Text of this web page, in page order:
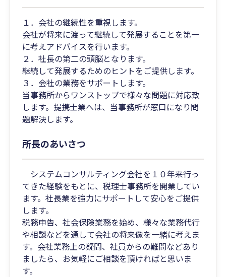
１．会社の継続性を重視します。
会社が将来に渡って継続して発展することを第一
に考えアドバイスを行います。
２．社長の第二の頭脳となります。
継続して発展するためのヒントをご提供します。
３．会社の業務をサポートします。
当事務所からワンストップで様々な問題に対応致
します。提携士業へは、当事務所が窓口になり問
題解決します。
所長のあいさつ
システムコンサルティング会社を１０年来行っ
てきた経験をもとに、税理士事務所を開業してい
ます。社長業を強力にサポートして安心をご提供
します。
税務申告、社会保険業務を始め、様々な業務代行
や相談などを通して会社の将来像を一緒に考えま
す。会社業務上の疑問、社員からの難問などあり
ましたら、お気軽にご相談を頂ければと思いま
す。